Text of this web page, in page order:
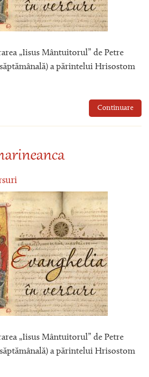
„Iisus Mântuitorul” de Petre
a părintelui Hrisostom
Continuare
„Iisus Mântuitorul” de Petre
a părintelui Hrisostom